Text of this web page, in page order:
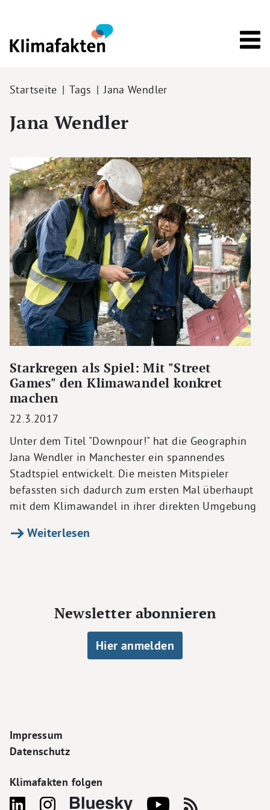
Pfadnavigation
Startseite Tags Jana Wendler
Jana Wendler
Starkregen als Spiel: Mit "Street
Games" den Klimawandel konkret
machen
22.3.2017
Unter dem Titel "Downpour!" hat die Geographin
Jana Wendler in Manchester ein spannendes
Stadtspiel entwickelt. Die meisten Mitspieler
befassten sich dadurch zum ersten Mal überhaupt
mit dem Klimawandel in ihrer direkten Umgebung
Weiterlesen
Newsletter abonnieren
Hier anmelden
Footer Navigation
Impressum
Datenschutz
Klimafakten folgen